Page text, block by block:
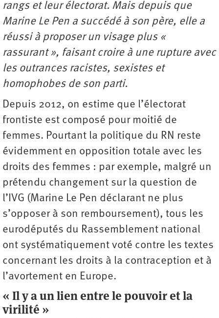
rangs et leur électorat. Mais depuis que
Marine Le Pen a succédé à son père, elle a
réussi à proposer un visage plus «
rassurant », faisant croire à une rupture avec
les outrances racistes, sexistes et
homophobes de son parti.
Depuis 2012, on estime que l’électorat
frontiste est composé pour moitié de
femmes. Pourtant la politique du RN reste
évidemment en opposition totale avec les
droits des femmes : par exemple, malgré un
prétendu changement sur la question de
l’IVG (Marine Le Pen déclarant ne plus
s’opposer à son remboursement), tous les
eurodéputés du Rassemblement national
ont systématiquement voté contre les textes
concernant les droits à la contraception et à
l’avortement en Europe.
« Il y a un lien entre le pouvoir et la
virilité »